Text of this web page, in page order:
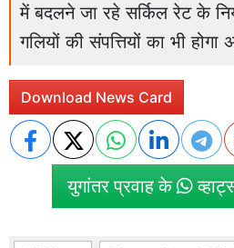
में बदलने जा रहे सर्किल रेट के
गलियों की संपत्तियों का भी
Download News Card
युगांतर प्रवाह के